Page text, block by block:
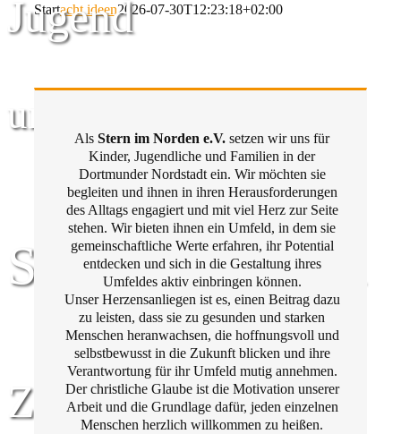
Jugend
und Familie
Stern im Norden
Zentrum für
Startacht ideen2026-07-30T12:23:18+02:00
Als Stern im Norden e.V. setzen wir uns für
Kinder, Jugendliche und Familien in der
Dortmunder Nordstadt ein. Wir möchten sie
begleiten und ihnen in ihren Herausforderungen
des Alltags engagiert und mit viel Herz zur Seite
stehen. Wir bieten ihnen ein Umfeld, in dem sie
gemeinschaftliche Werte erfahren, ihr Potential
entdecken und sich in die Gestaltung ihres
Umfeldes aktiv einbringen können.
Unser Herzensanliegen ist es, einen Beitrag dazu
zu leisten, dass sie zu gesunden und starken
Menschen heranwachsen, die hoffnungsvoll und
selbstbewusst in die Zukunft blicken und ihre
Verantwortung für ihr Umfeld mutig annehmen.
Der christliche Glaube ist die Motivation unserer
Arbeit und die Grundlage dafür, jeden einzelnen
Menschen herzlich willkommen zu heißen.